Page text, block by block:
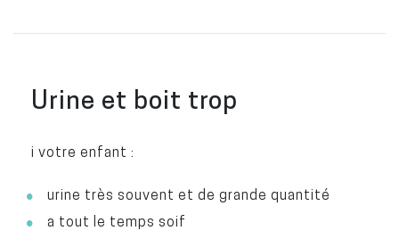
Urine et boit trop
i votre enfant :
urine très souvent et de grande quantité
a tout le temps soif